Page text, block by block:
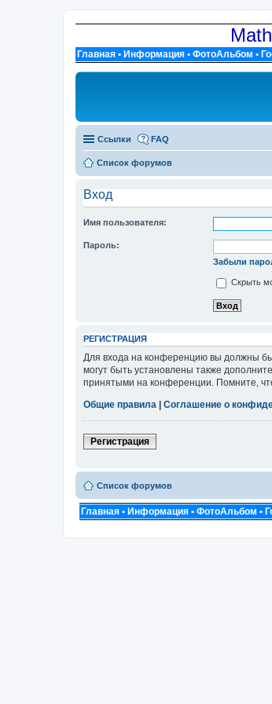
Главная • Информация • ФотоАльбом •
Ссылки FAQ
Список форумов
Вход
Имя пользователя:
Пароль:
Забыли
Скрыть
РЕГИСТРАЦИЯ
Для входа на конференцию вы должны
могут быть установлены также
принятыми на конференции. Помните,
Общие правила | Соглашение о
Регистрация
Список форумов
Главная • Информация • ФотоАльбом •